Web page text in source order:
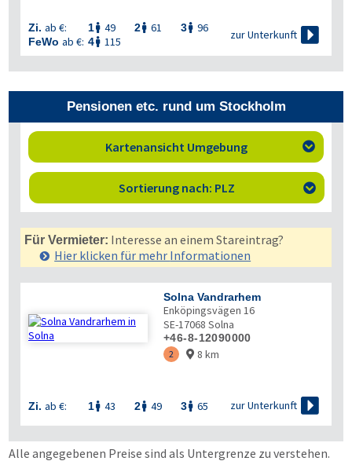
Zi. ab €: 1 49 2 61 3 96
FeWo ab €: 4 115
zur Unterkunft 
Pensionen etc. rund um Stockholm
Kartenansicht Umgebung 
Sortierung nach: PLZ 
Für Vermieter: Interesse an einem Stareintrag?
Hier klicken für mehr Informationen
Solna Vandrarhem
Enköpingsvägen 16
SE-17068 Solna
+46-8-12090000
2  8 km
Zi. ab €: 1 43 2 49 3 65 zur Unterkunft 
Alle angegebenen Preise sind als Untergrenze zu verstehen.